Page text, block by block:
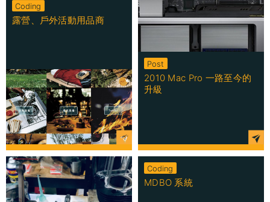
Post
2010 Mac Pro 一路至今的
升級
Coding
露營、戶外活動用品商
Coding
MDBO 系統